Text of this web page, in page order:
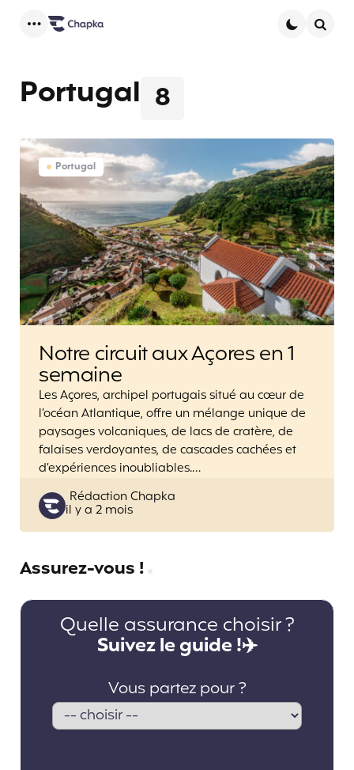
8
Portugal
Portugal
Notre circuit aux Açores en 1
semaine
Les Açores, archipel portugais situé au cœur de
l’océan Atlantique, offre un mélange unique de
paysages volcaniques, de lacs de cratère, de
falaises verdoyantes, de cascades cachées et
d’expériences inoubliables.…
Posted
by
Rédaction Chapka
il y a 2 mois
Assurez-vous !